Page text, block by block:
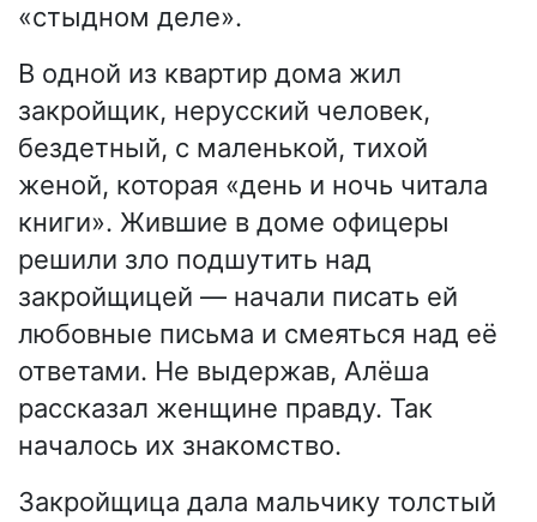
«стыдном деле».
В одной из квартир дома жил
закройщик, нерусский человек,
бездетный, с маленькой, тихой
женой, которая «день и ночь читала
книги». Жившие в доме офицеры
решили зло подшутить над
закройщицей — начали писать ей
любовные письма и смеяться над её
ответами. Не выдержав, Алёша
рассказал женщине правду. Так
началось их знакомство.
Закройщица дала мальчику толстый